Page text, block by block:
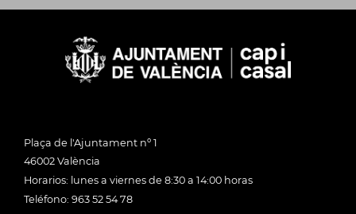
Plaça de l'Ajuntament nº 1
46002 València
Horarios: lunes a viernes de 8:30 a 14:00 horas
Teléfono: 963 52 54 78